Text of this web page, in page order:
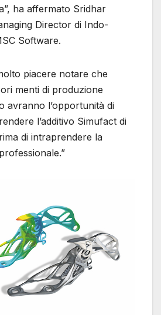
ha affermato Sridhar
Director di Indo-
Software.
piacere notare che
menti di produzione
avranno l’opportunità di
l’additivo Simufact di
di intraprendere la